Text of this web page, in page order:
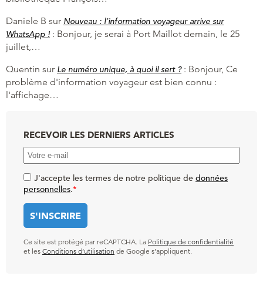
Daniele B sur Nouveau : l’information voyageur arrive sur
WhatsApp ! : Bonjour, je serai à Port Maillot demain, le 25
juillet,…
Quentin sur Le numéro unique, à quoi il sert ?: Bonjour, Ce
problème d'information voyageur est bien connu :
l'affichage…
RECEVOIR LES DERNIERS ARTICLES
J'accepte les termes de notre politique de données
personnelles.*
Ce site est protégé par reCAPTCHA. La Politique de confidentialité
et les Conditions d’utilisation de Google s’appliquent.